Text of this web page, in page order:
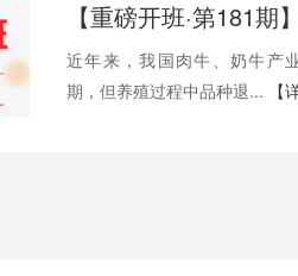
近年来，我国肉牛、奶牛产
期，但养殖过程中品种退...
【